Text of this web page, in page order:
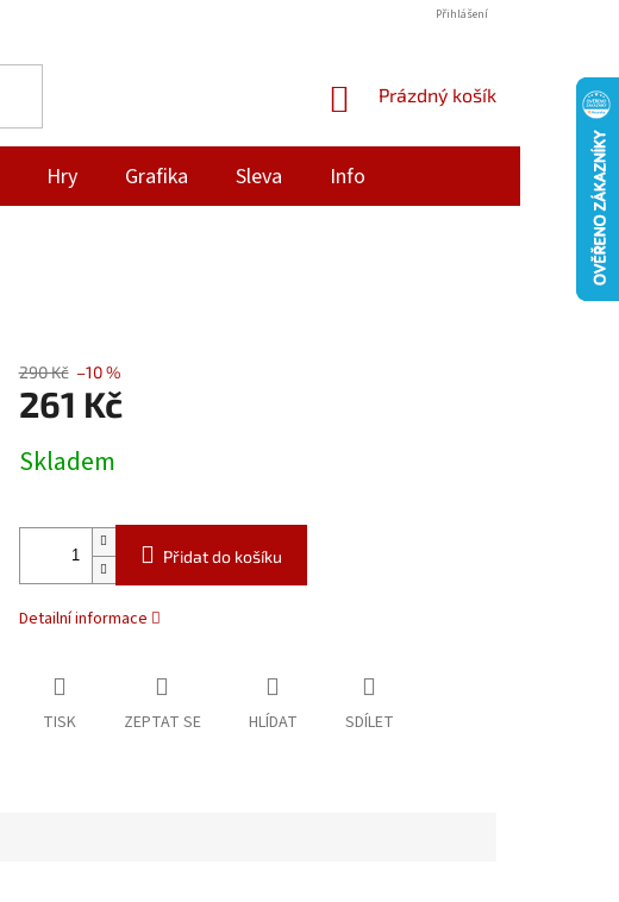
Přihlášení
NÁKUPNÍ
Prázdný košík
Hry Grafika Sleva Info
290 Kč –10 %
261 Kč
cena:
Skladem
Přidat do košíku
Detailní informace
TISK ZEPTAT SE HLÍDAT SDÍLET